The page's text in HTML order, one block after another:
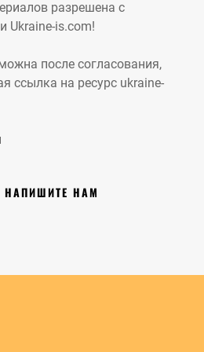
разрешена с
Ukraine-is.com!
после согласования,
ссылка на ресурс ukraine-
НАПИШИТЕ НАМ